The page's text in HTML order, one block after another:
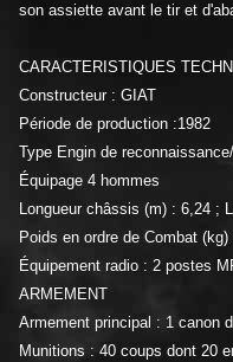
son assiette avant le tir et
CARACTERISTIQUES
Constructeur : GIAT
Période de production :1982
Type Engin de
Équipage 4 hommes
Longueur châssis (m) : 6,24 ;
Poids en ordre de Combat
Équipement radio : 2 postes
ARMEMENT
Armement principal : 1 canon
Munitions : 40 coups dont 20